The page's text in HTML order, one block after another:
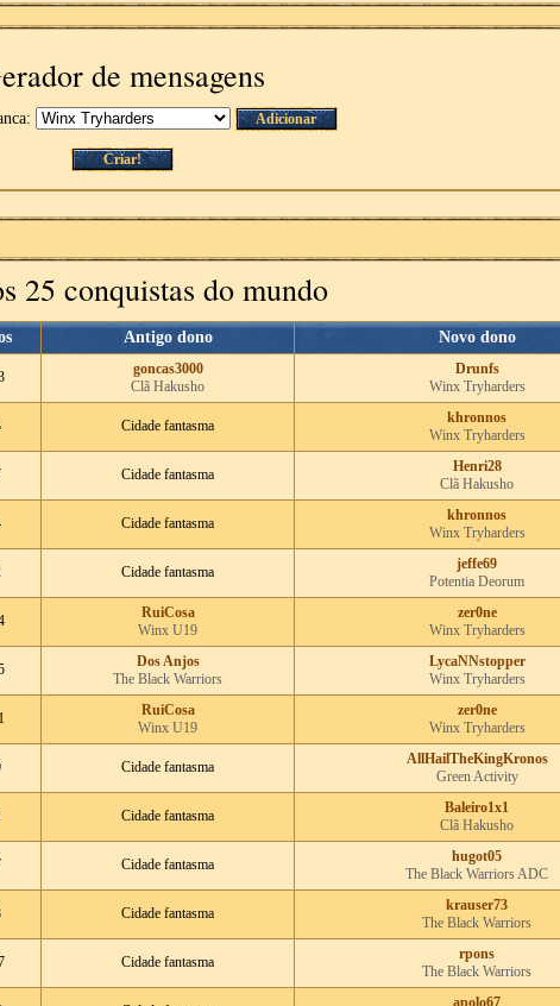
de mensagens
Adicionar
Criar!
25 conquistas do mundo
Antigo dono Novo dono
goncas3000
Clã Hakusho
Drunfs
Winx Tryharders
Cidade fantasma
khronnos
Winx Tryharders
Cidade fantasma
Henri28
Clã Hakusho
Cidade fantasma
khronnos
Winx Tryharders
Cidade fantasma
jeffe69
Potentia Deorum
RuiCosa
Winx U19
zer0ne
Winx Tryharders
Dos Anjos
The Black Warriors
LycaNNstopper
Winx Tryharders
RuiCosa
Winx U19
zer0ne
Winx Tryharders
Cidade fantasma
AllHailTheKingKronos
Green Activity
Cidade fantasma
Baleiro1x1
Clã Hakusho
Cidade fantasma
hugot05
The Black Warriors ADC
Cidade fantasma
krauser73
The Black Warriors
Cidade fantasma
rpons
The Black Warriors
apolo67